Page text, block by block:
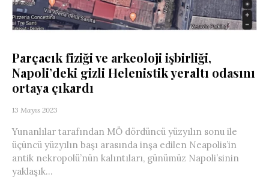
Parçacık fiziği ve arkeoloji işbirliği,
Napoli’deki gizli Helenistik yeraltı odasını
ortaya çıkardı
13 Mayıs 2023
Yunanlılar tarafından MÖ dördüncü yüzyılın sonu ile
üçüncü yüzyılın başı arasında inşa edilen Neapolis’in
antik nekropolü’nün kalıntıları, günümüz Napoli’sinin
yaklaşık...